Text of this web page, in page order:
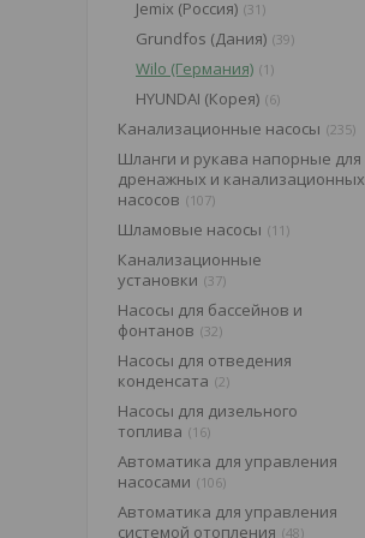
Jemix (Россия) 31
Grundfos (Дания) 39
Wilo (Германия) 1
HYUNDAI (Корея) 6
Канализационные насосы 235
Шланги и рукава напорные для
дренажных и канализационных
насосов
107
Шламовые насосы 11
Канализационные
установки 37
Насосы для бассейнов и
фонтанов 32
Насосы для отведения
конденсата 2
Насосы для дизельного
топлива
16
Автоматика для управления
насосами
106
Автоматика для управления
системой отопления 48